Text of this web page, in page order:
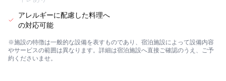
アレルギーに配慮した料理へ
の対応可能
※施設の特徴は一般的な設備を表すものであり、宿泊施設によって設備内容
やサービスの範囲は異なります。詳細は宿泊施設へ直接ご確認のうえ、ご予
約くださいませ。